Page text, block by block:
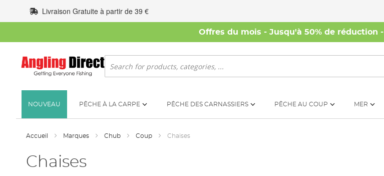
au
contenu
Livraison Gratuite à partir de 39 €
Offres du mois - Jusqu'à 50% de réduction -
Rechercher
NOUVEAU PÊCHE À LA CARPE PÊCHE DES CARNASSIERS PÊCHE AU COUP MER
Accueil Marques Chub Coup Chaises
Chaises